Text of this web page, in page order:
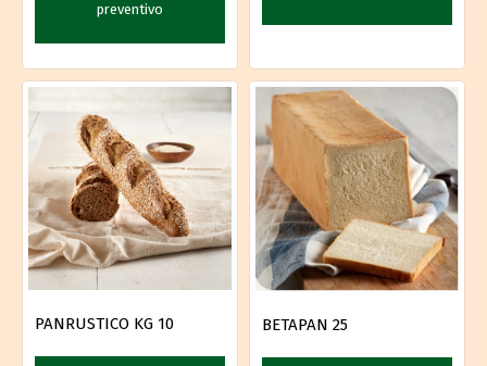
preventivo
PANRUSTICO KG 10 BETAPAN 25